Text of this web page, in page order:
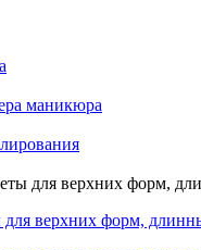
маникюра
для верхних форм,